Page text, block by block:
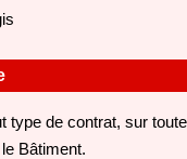
type de contrat, sur
Bâtiment.